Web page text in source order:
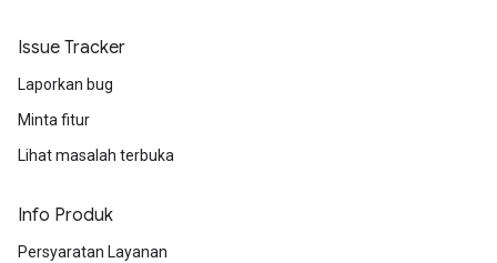
Issue Tracker
Laporkan bug
Minta fitur
Lihat masalah terbuka
Info Produk
Persyaratan Layanan